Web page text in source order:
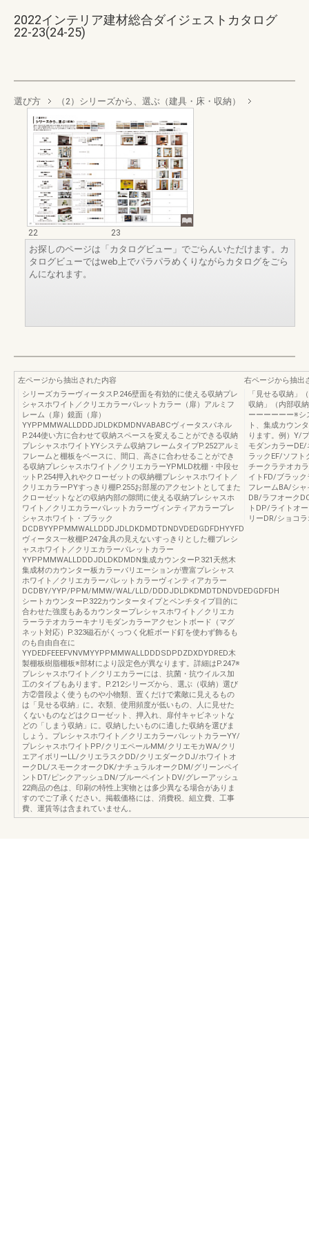
2022インテリア建材総合ダイジェストカタログ
22-23(24-25)
選び方 （2）シリーズから、選ぶ（建具・床・収納）
22
23
お探しのページは「カタログビュー」でごらんいただけます。カ
タログビューではweb上でパラパラめくりながらカタログをごら
んになれます。
左ページから抽出された内容
シリーズカラーヴィータスP.246壁面を有効的に使える収納プレ
シャスホワイト／クリエカラーパレットカラー（扉）アルミフ
レーム（扉）鏡面（扉）
YYPPMMWALLDDDJDLDKDMDNVABABCヴィータスパネル
P.244使い方に合わせて収納スペースを変えることができる収納
プレシャスホワイトYYシステム収納フレームタイプP.252アルミ
フレームと棚板をベースに、間口、高さに合わせることができ
る収納プレシャスホワイト／クリエカラーYPMLD枕棚・中段セ
ットP.254押入れやクローゼットの収納棚プレシャスホワイト／
クリエカラーPYすっきり棚P.255お部屋のアクセントとしてまた
クローゼットなどの収納内部の隙間に使える収納プレシャスホ
ワイト／クリエカラーパレットカラーヴィンティアカラープレ
シャスホワイト・ブラック
DCDBYYPPMMWALLDDDJDLDKDMDTDNDVDEDGDFDHYYFD
ヴィータス一枚棚P.247金具の見えないすっきりとした棚プレシ
ャスホワイト／クリエカラーパレットカラー
YYPPMMWALLDDDJDLDKDMDN集成カウンターP.321天然木
集成材のカウンター板カラーバリエーションが豊富プレシャス
ホワイト／クリエカラーパレットカラーヴィンティアカラー
DCDBY/YYP/PPM/MMW/WAL/LLD/DDDJDLDKDMDTDNDVDEDGDFDH
シートカウンターP.322カウンタータイプとベンチタイプ目的に
合わせた強度もあるカウンタープレシャスホワイト／クリエカ
ラーラテオカラーキナリモダンカラーアクセントボード（マグ
ネット対応）P.323磁石がくっつく化粧ボード釘を使わず飾るも
のも自由自在に
YYDEDFEEEFVNVMYYPPMMWALLDDDSDPDZDXDYDRED木
製棚板樹脂棚板※部材により設定色が異なります。詳細はP.247※
プレシャスホワイト／クリエカラーには、抗菌・抗ウイルス加
工のタイプもあります。P.212シリーズから、選ぶ（収納）選び
方②普段よく使うものや小物類、置くだけで素敵に見えるもの
は「見せる収納」に。衣類、使用頻度が低いもの、人に見せた
くないものなどはクローゼット、押入れ、扉付キャビネットな
どの「しまう収納」に。収納したいものに適した収納を選びま
しょう。プレシャスホワイト／クリエカラーパレットカラーYY/
プレシャスホワイトPP/クリエペールMM/クリエモカWA/クリ
エアイボリーLL/クリエラスクDD/クリエダークDJ/ホワイトオ
ークDL/スモークオークDK/ナチュラルオークDM/グリーンペイ
ントDT/ピンクアッシュDN/ブルーペイントDV/グレーアッシュ
22商品の色は、印刷の特性上実物とは多少異なる場合がありま
すのでご了承ください。掲載価格には、消費税、組立費、工事
費、運賃等は含まれていません。
右ページから抽出
「見せる収納」
収納」（内部収
ーーーーーー※シ
ト、集成カウン
ります。例）Y/
モダンカラー
ラックEF/ソフ
チークラテオカ
イトFD/ブラッ
フレームBA/シ
DB/ラフオーク
トDP/ライトオ
リーDR/ショコ